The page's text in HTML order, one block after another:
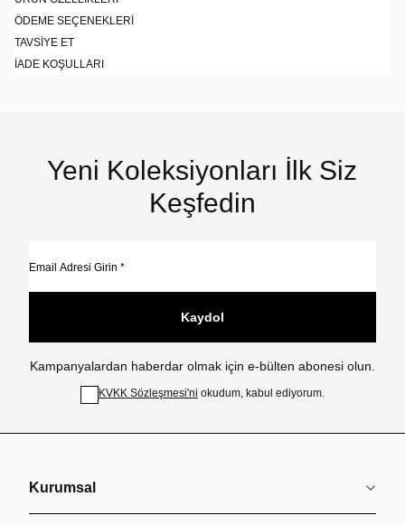
ÖDEME SEÇENEKLERI
TAVSIYE ET
İADE KOŞULLARI
Yeni Koleksiyonları İlk Siz
Keşfedin
Kaydol
Kampanyalardan haberdar olmak için e-bülten abonesi olun.
KVKK Sözleşmesi'ni okudum, kabul ediyorum.
Kurumsal